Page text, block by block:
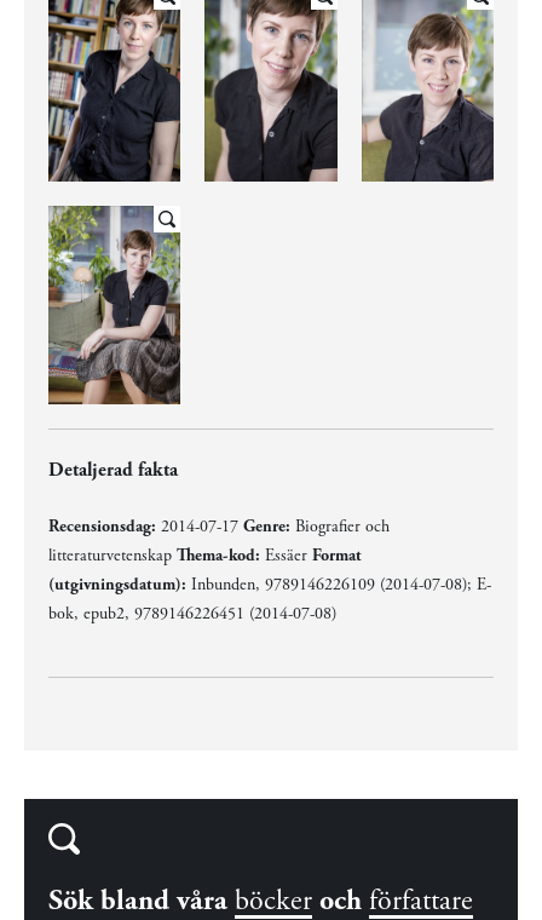
Detaljerad fakta
Recensionsdag: 2014-07-17 Genre: Biografier och
litteraturvetenskap Thema-kod: Essäer Format
(utgivningsdatum): Inbunden, 9789146226109 (2014-07-08); E-
bok, epub2, 9789146226451 (2014-07-08)
Sök bland våra böcker och författare